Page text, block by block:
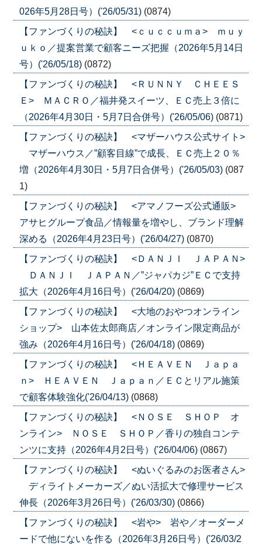
026年5月28日号）('26/05/31) (0874)
【ファンづくりの秘訣】 <ｃｕｃｃｕｍａ> ｍｕｙ
ｕｋｏ／提案営業で顧客ニーズ把握（2026年5月14日
号）('26/05/18) (0872)
【ファンづくりの秘訣】 <ＲＵＮＮＹ ＣＨＥＥＳ
Ｅ> ＭＡＣＲＯ／福井発スイーツ、ＥＣ売上３倍に
（2026年4月30日・5月7日合併号）('26/05/06) (0871)
【ファンづくりの秘訣】 <マザーハウス公式サイト>
マザーハウス／”顧客目線”で成長、ＥＣ売上２０％
増（2026年4月30日・5月7日合併号）('26/05/03) (087
1)
【ファンづくりの秘訣】 <アマノフーズ公式通販>
アサヒグループ食品／情報量を増やし、ブランド理解
深める（2026年4月23日号）('26/04/27) (0870)
【ファンづくりの秘訣】 <ＤＡＮＪＩ ＪＡＰＡＮ>
ＤＡＮＪＩ ＪＡＰＡＮ／”ジャパカジ”ＥＣで支持
拡大（2026年4月16日号）('26/04/20) (0869)
【ファンづくりの秘訣】 <大地のおやつオンライン
ショップ> 山本佐太郎商店／オンライン限定商品が
強み（2026年4月16日号）('26/04/18) (0869)
【ファンづくりの秘訣】 <ＨＥＡＶＥＮ Ｊａｐａ
ｎ> ＨＥＡＶＥＮ Ｊａｐａｎ／ＥＣとリアル施策
で顧客体験強化('26/04/13) (0868)
【ファンづくりの秘訣】 <ＮＯＳＥ ＳＨＯＰ オ
ンライン> ＮＯＳＥ ＳＨＯＰ／香りの独自コンテ
ンツに支持（2026年4月2日号）('26/04/06) (0867)
【ファンづくりの秘訣】 <ぬいぐるみのお医者さん>
ディライトメーカーズ／ぬい活拡大で修理サービス
伸長（2026年3月26日号）('26/03/30) (0866)
【ファンづくりの秘訣】 <岩や> 岩や／オーダーメ
ードで他にないを作る（2026年3月26日号）('26/03/2